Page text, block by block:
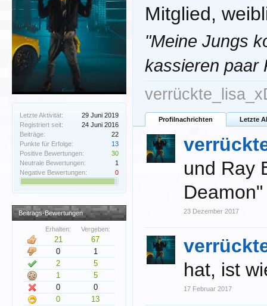
Letzte Aktivität:
29 Juni 2019
Registriert seit:
24 Juni 2016
Beiträge:
22
Punkte für Erfolge:
13
Positive Bewertungen:
30
Neutrale Bewertungen:
1
Negative Bewertungen:
0
Beitrags-Bewertungen
Erhalten: Vergeben:
21
67
0
1
2
5
1
5
0
0
0
13
Mitglied,
"Meine Jungs
kassieren paar
Profilnachrichten Letzte
und Ray
23 Dezember 2017
hat, ist
17 Februar 2017